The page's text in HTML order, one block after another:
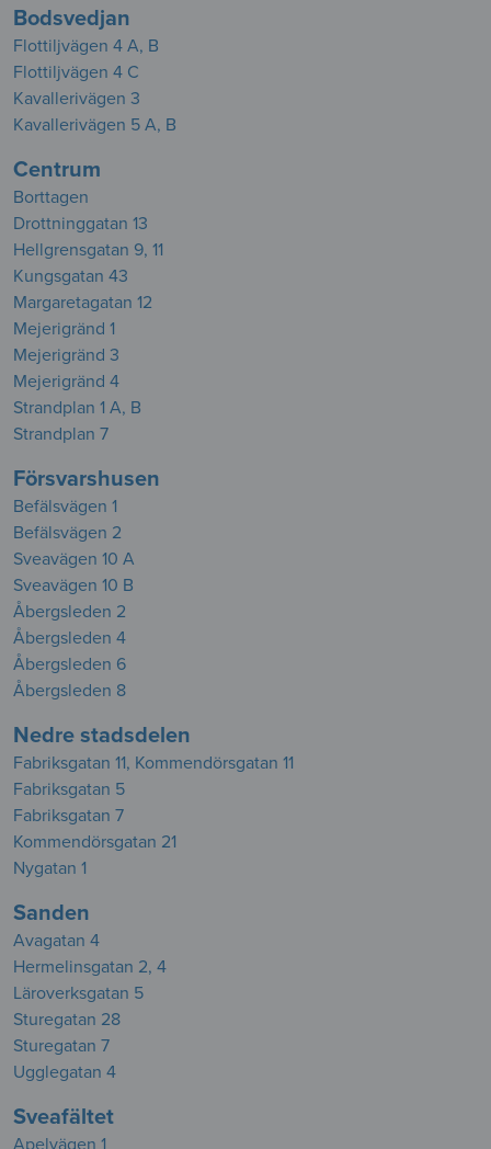
Bodsvedjan
Flottiljvägen 4 A, B
Flottiljvägen 4 C
Kavallerivägen 3
Kavallerivägen 5 A, B
Centrum
Borttagen
Drottninggatan 13
Hellgrensgatan 9, 11
Kungsgatan 43
Margaretagatan 12
Mejerigränd 1
Mejerigränd 3
Mejerigränd 4
Strandplan 1 A, B
Strandplan 7
Försvarshusen
Befälsvägen 1
Befälsvägen 2
Sveavägen 10 A
Sveavägen 10 B
Åbergsleden 2
Åbergsleden 4
Åbergsleden 6
Åbergsleden 8
Nedre stadsdelen
Fabriksgatan 11, Kommendörsgatan 11
Fabriksgatan 5
Fabriksgatan 7
Kommendörsgatan 21
Nygatan 1
Sanden
Avagatan 4
Hermelinsgatan 2, 4
Läroverksgatan 5
Sturegatan 28
Sturegatan 7
Ugglegatan 4
Sveafältet